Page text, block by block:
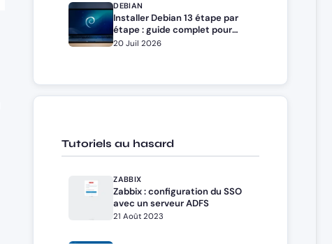
DEBIAN
Installer Debian 13 étape par
étape : guide complet pour
débutants et administrateurs
20 Juil 2026
Tutoriels au hasard
ZABBIX
Zabbix : configuration du SSO
avec un serveur ADFS
21 Août 2023